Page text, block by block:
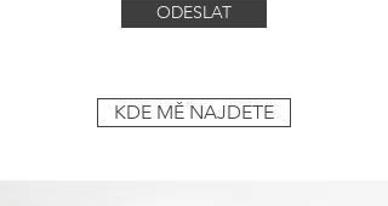
ODESLAT
KDE MĚ NAJDETE